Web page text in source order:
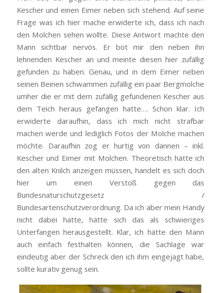
Kescher und einen Eimer neben sich stehend. Auf seine
Frage was ich hier mache erwiderte ich, dass ich nach
den Molchen sehen wollte. Diese Antwort machte den
Mann sichtbar nervös. Er bot mir den neben ihn
lehnenden Kescher an und meinte diesen hier zufällig
gefunden zu haben. Genau, und in dem Eimer neben
seinen Beinen schwammen zufällig ein paar Bergmolche
umher die er mit dem zufällig gefundenen Kescher aus
dem Teich heraus gefangen hatte…. Schon klar. Ich
erwiderte daraufhin, dass ich mich nicht strafbar
machen werde und lediglich Fotos der Molche machen
möchte. Daraufhin zog er hurtig von dannen – inkl.
Kescher und Eimer mit Molchen. Theoretisch hätte ich
den alten Knilch anzeigen müssen, handelt es sich doch
hier um einen Verstoß gegen das
Bundesnaturschutzgesetz /
Bundesartenschutzverordnung. Da ich aber mein Handy
nicht dabei hatte, hätte sich das als schwieriges
Unterfangen herausgestellt. Klar, ich hätte den Mann
auch einfach festhalten können, die Sachlage war
eindeutig aber der Schreck den ich ihm eingejagt habe,
sollte kurativ genug sein.